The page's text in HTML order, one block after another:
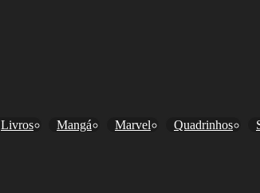
Livros Mangá Marvel Quadrinhos